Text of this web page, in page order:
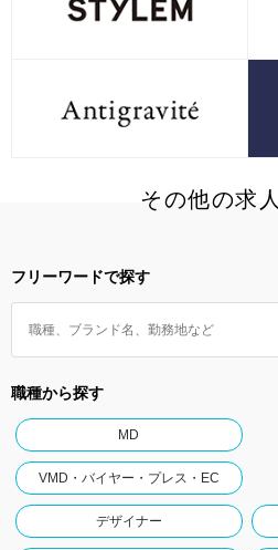
その他の求
フリーワードで探す
職種から探す
MD
VMD・バイヤー・プレス・EC
デザイナー